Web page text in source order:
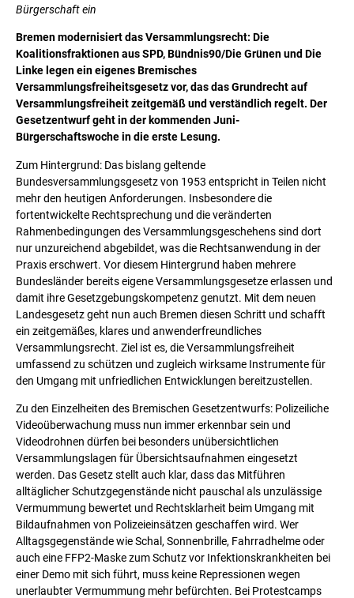
Bürgerschaft ein
Bremen modernisiert das Versammlungsrecht: Die
Koalitionsfraktionen aus SPD, Bündnis90/Die Grünen und Die
Linke legen ein eigenes Bremisches
Versammlungsfreiheitsgesetz vor, das das Grundrecht auf
Versammlungsfreiheit zeitgemäß und verständlich regelt. Der
Gesetzentwurf geht in der kommenden Juni-
Bürgerschaftswoche in die erste Lesung.
Zum Hintergrund: Das bislang geltende
Bundesversammlungsgesetz von 1953 entspricht in Teilen nicht
mehr den heutigen Anforderungen. Insbesondere die
fortentwickelte Rechtsprechung und die veränderten
Rahmenbedingungen des Versammlungsgeschehens sind dort
nur unzureichend abgebildet, was die Rechtsanwendung in der
Praxis erschwert. Vor diesem Hintergrund haben mehrere
Bundesländer bereits eigene Versammlungsgesetze erlassen und
damit ihre Gesetzgebungskompetenz genutzt. Mit dem neuen
Landesgesetz geht nun auch Bremen diesen Schritt und schafft
ein zeitgemäßes, klares und anwenderfreundliches
Versammlungsrecht. Ziel ist es, die Versammlungsfreiheit
umfassend zu schützen und zugleich wirksame Instrumente für
den Umgang mit unfriedlichen Entwicklungen bereitzustellen.
Zu den Einzelheiten des Bremischen Gesetzentwurfs: Polizeiliche
Videoüberwachung muss nun immer erkennbar sein und
Videodrohnen dürfen bei besonders unübersichtlichen
Versammlungslagen für Übersichtsaufnahmen eingesetzt
werden. Das Gesetz stellt auch klar, dass das Mitführen
alltäglicher Schutzgegenstände nicht pauschal als unzulässige
Vermummung bewertet und Rechtsklarheit beim Umgang mit
Bildaufnahmen von Polizeieinsätzen geschaffen wird. Wer
Alltagsgegenstände wie Schal, Sonnenbrille, Fahrradhelme oder
auch eine FFP2-Maske zum Schutz vor Infektionskrankheiten bei
einer Demo mit sich führt, muss keine Repressionen wegen
unerlaubter Vermummung mehr befürchten. Bei Protestcamps